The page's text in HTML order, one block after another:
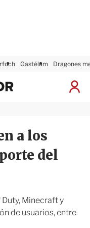
Gastélum Dragones
I
x
i
r
a los
del
Minecraft y
de usuarios, entre